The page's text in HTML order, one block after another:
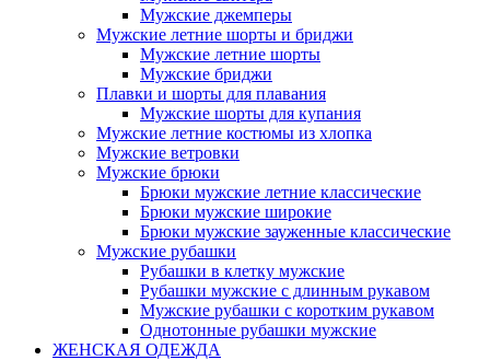
Мужские джемперы
Мужские летние шорты и бриджи
Мужские летние шорты
Мужские бриджи
Плавки и шорты для плавания
Мужские шорты для купания
Мужские летние костюмы из хлопка
Мужские ветровки
Мужские брюки
Брюки мужские летние классические
Брюки мужские широкие
Брюки мужские зауженные классические
Мужские рубашки
Рубашки в клетку мужские
Рубашки мужские с длинным рукавом
Мужские рубашки с коротким рукавом
Однотонные рубашки мужские
ЖЕНСКАЯ ОДЕЖДА